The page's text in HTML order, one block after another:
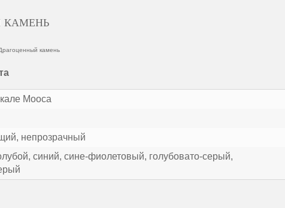
камень
Мооса
непрозрачный
синий, сине-фиолетовый, голубовато-серый,